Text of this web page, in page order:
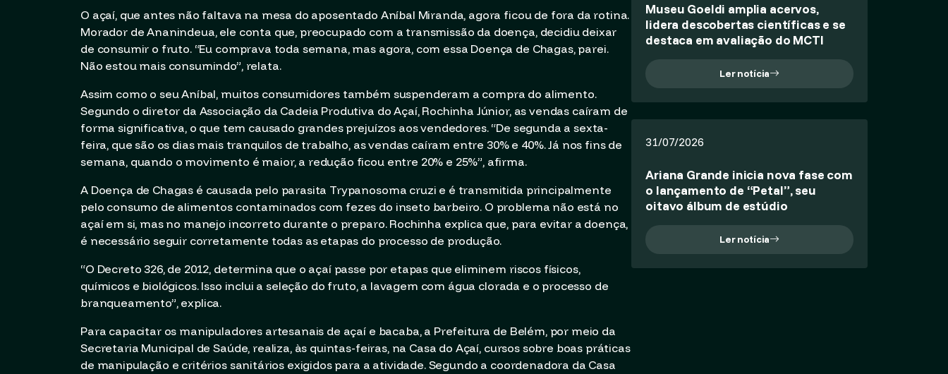
O açaí, que antes não faltava na mesa do aposentado Aníbal Miranda, agora ficou de fora da rotina.
Morador de Ananindeua, ele conta que, preocupado com a transmissão da doença, decidiu deixar
de consumir o fruto. “Eu comprava toda semana, mas agora, com essa Doença de Chagas, parei.
Não estou mais consumindo”, relata.
Assim como o seu Aníbal, muitos consumidores também suspenderam a compra do alimento.
Segundo o diretor da Associação da Cadeia Produtiva do Açaí, Rochinha Júnior, as vendas caíram de
forma significativa, o que tem causado grandes prejuízos aos vendedores. “De segunda a sexta-
feira, que são os dias mais tranquilos de trabalho, as vendas caíram entre 30% e 40%. Já nos fins de
semana, quando o movimento é maior, a redução ficou entre 20% e 25%”, afirma.
A Doença de Chagas é causada pelo parasita Trypanosoma cruzi e é transmitida principalmente
pelo consumo de alimentos contaminados com fezes do inseto barbeiro. O problema não está no
açaí em si, mas no manejo incorreto durante o preparo. Rochinha explica que, para evitar a doença,
é necessário seguir corretamente todas as etapas do processo de produção.
“O Decreto 326, de 2012, determina que o açaí passe por etapas que eliminem riscos físicos,
químicos e biológicos. Isso inclui a seleção do fruto, a lavagem com água clorada e o processo de
branqueamento”, explica.
Para capacitar os manipuladores artesanais de açaí e bacaba, a Prefeitura de Belém, por meio da
Secretaria Municipal de Saúde, realiza, às quintas-feiras, na Casa do Açaí, cursos sobre boas práticas
de manipulação e critérios sanitários exigidos para a atividade. Segundo a coordenadora da Casa
Museu Goeldi amplia acervos,
lidera descobertas científicas e se
destaca em avaliação do MCTI
Ler notícia
31/07/2026
Ariana Grande inicia nova fase com
o lançamento de “Petal”, seu
oitavo álbum de estúdio
Ler notícia